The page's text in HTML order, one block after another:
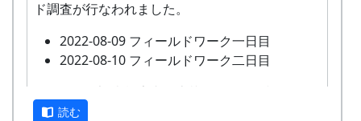
ド調査が行なわれました。
2022-08-09 フィールドワーク一日目
2022-08-10 フィールドワーク二日目
このたび、調査報告書が上梓されたのを記念し
て、現地である岩座神において調査報告会が開催
読む